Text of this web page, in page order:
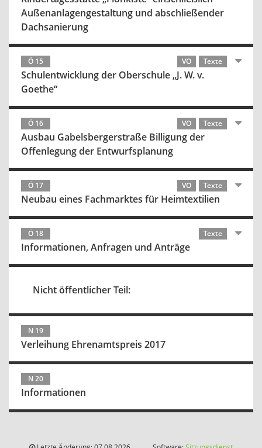
Außenanlagengestaltung und abschließender
Dachsanierung
Ö 15 VO Texte
Schulentwicklung der Oberschule „J. W. v.
Goethe“
Ö 16 VO Texte
Ausbau Gabelsbergerstraße Billigung der
Offenlegung der Entwurfsplanung
Ö 17 VO Texte
Neubau eines Fachmarktes für Heimtextilien
Ö 18 Texte
Informationen, Anfragen und Anträge
Nicht öffentlicher Teil:
N 19
Verleihung Ehrenamtspreis 2017
N 20
Informationen